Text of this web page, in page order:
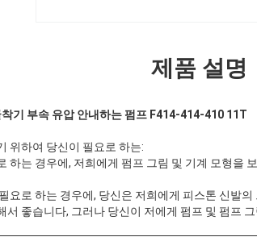
제품 설명
기 부속 유압 안내하는 펌프 F414-414-410 11T
위하여 당신이 필요로 하는:
하는 경우에, 저희에게 펌프 그림 및 기계 모형을
요로 하는 경우에, 당신은 저희에게 피스톤 신발
서 좋습니다, 그러나 당신이 저에게 펌프 및 펌프